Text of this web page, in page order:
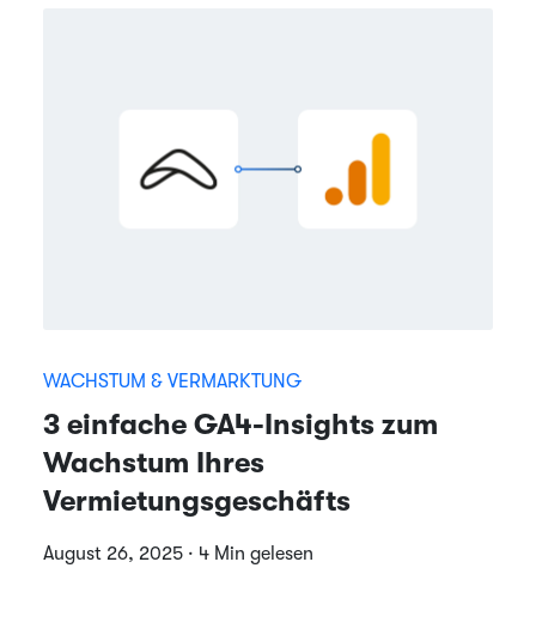
WACHSTUM & VERMARKTUNG
3 einfache GA4-Insights zum
Wachstum Ihres
Vermietungsgeschäfts
August 26, 2025 · 4 Min gelesen